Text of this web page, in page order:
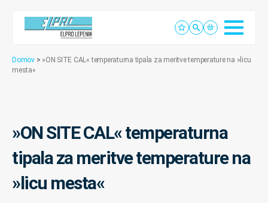
Domov > »ON SITE CAL« temperaturna tipala za meritve temperature na »licu
mesta«
»ON SITE CAL« temperaturna
tipala za meritve temperature na
»licu mesta«